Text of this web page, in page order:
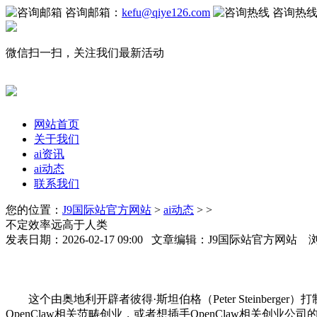
咨询邮箱： kefu@qiye126.com 咨询热
微信扫一扫，关注我们最新活动
网站首页
关于我们
ai资讯
ai动态
联系我们
您的位置： J9国际站官方网站 > ai动态 > >
不定效率远高于人类
发表日期：2026-02-17 09:00 文章编辑：J9国际站官方网站
这个由奥地利开辟者彼得·斯坦伯格（Peter Steinberger）
OpenClaw相关范畴创业，或者想插手OpenClaw相关创业公